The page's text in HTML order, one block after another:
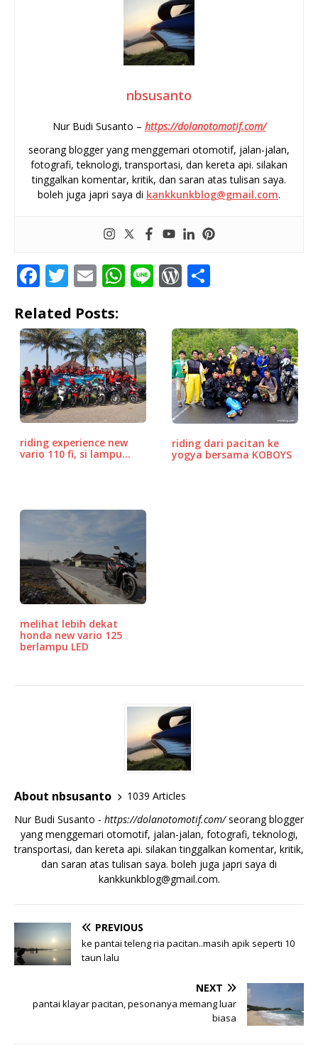
nbsusanto
Nur Budi Susanto – https://dolanotomotif.com/
seorang blogger yang menggemari otomotif, jalan-jalan,
fotografi, teknologi, transportasi, dan kereta api. silakan
tinggalkan komentar, kritik, dan saran atas tulisan saya.
boleh juga japri saya di kankkunkblog@gmail.com.
F
c
e
b
o
o
k
T
it
te
r
E
ai
l
W
at
s
A
p
p
Li W
r
d
P
r
e
ss
ar
e
Related Posts:
riding experience new
vario 110 fi, si lampu…
riding dari pacitan ke
yogya bersama KOBOYS
melihat lebih dekat
honda new vario 125
berlampu LED
About nbsusanto
1039 Articles
Nur Budi Susanto - https://dolanotomotif.com/seorang blogger
yang menggemari otomotif, jalan-jalan, fotografi, teknologi,
transportasi, dan kereta api. silakan tinggalkan komentar, kritik,
dan saran atas tulisan saya. boleh juga japri saya di
kankkunkblog@gmail.com.
PREVIOUS
ke pantai teleng ria pacitan..masih apik seperti 10
taun lalu
NEXT
pantai klayar pacitan, pesonanya memang luar
biasa